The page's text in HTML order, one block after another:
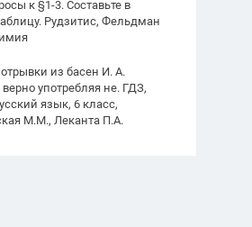
к §1-3. Составьте в
Рудзитис, Фельдман
из басен И. А.
употребляя не. ГДЗ,
язык, 6 класс,
М.М., Леканта П.А.